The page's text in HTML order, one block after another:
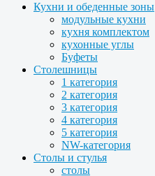
Кухни и обеденные зоны
модульные кухни
кухня комплектом
кухонные углы
Буфеты
Столешницы
1 категория
2 категория
3 категория
4 категория
5 категория
NW-категория
Столы и стулья
столы